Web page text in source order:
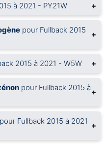
à 2021 - PY21W +
pour Fullback 2015
+
2015 à 2021 - W5W +
pour Fullback 2015 à+
pour Fullback 2015 à 2021 +